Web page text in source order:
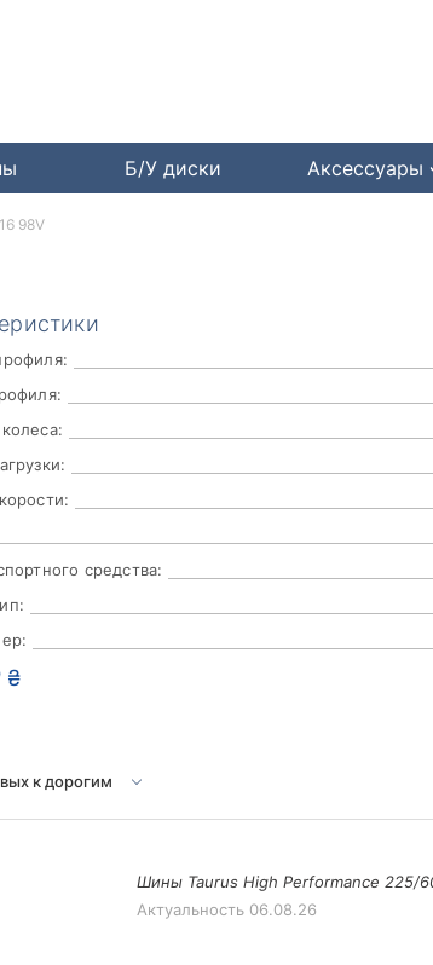
Б/У диски Аксессуары
средства:
₴
Шины Taurus High Performance 225/
Актуальность 06.08.26
98V